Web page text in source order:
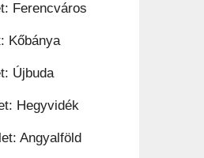
Ferencváros
Kőbánya
Újbuda
Hegyvidék
Angyalföld